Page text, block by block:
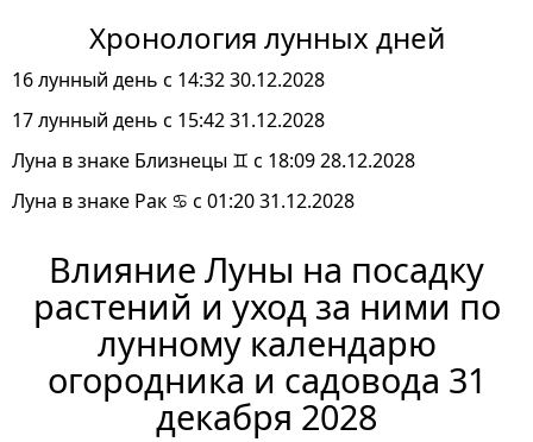
Хронология лунных дней
16 лунный день с 14:32 30.12.2028
17 лунный день с 15:42 31.12.2028
Луна в знаке Близнецы ♊ с 18:09 28.12.2028
Луна в знаке Рак ♋ с 01:20 31.12.2028
Влияние Луны на посадку
растений и уход за ними по
лунному календарю
огородника и садовода 31
декабря 2028